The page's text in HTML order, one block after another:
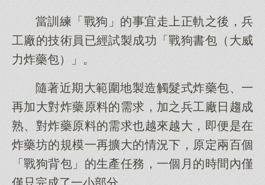
當訓練「戰狗」的事宜走上正軌之後，兵
工廠的技術員已經試製成功「戰狗書包（大威
力炸藥包）」。
隨著近期大範圍地製造觸髮式炸藥包、一
再加大對炸藥原料的需求，加之兵工廠日趨成
熟、對炸藥原料的需求也越來越大，即便是在
炸藥坊的規模一再擴大的情況下，原定兩百個
「戰狗背包」的生產任務，一個月的時間內僅